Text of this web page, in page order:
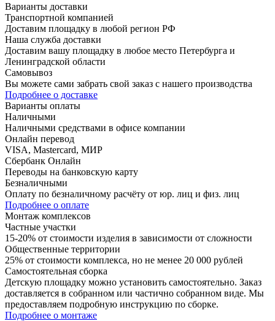
Варианты доставки
Транспортной компанией
Доставим площадку в любой регион РФ
Наша служба доставки
Доставим вашу площадку в любое место Петербурга и
Ленинградской области
Самовывоз
Вы можете сами забрать свой заказ с нашего производства
Подробнее о доставке
Варианты оплаты
Наличными
Наличными средствами в офисе компании
Онлайн перевод
VISA, Mastercard, МИР
Сбербанк Онлайн
Переводы на банковскую карту
Безналичными
Оплату по безналичному расчёту от юр. лиц и физ. лиц
Подробнее о оплате
Монтаж комплексов
Частные участки
15-20% от стоимости изделия в зависимости от сложности
Общественные территории
25% от стоимости комплекса, но не менее 20 000 рублей
Самостоятельная сборка
Детскую площадку можно установить самостоятельно. Заказ
доставляется в собранном или частично собранном виде. Мы
предоставляем подробную инструкцию по сборке.
Подробнее о монтаже